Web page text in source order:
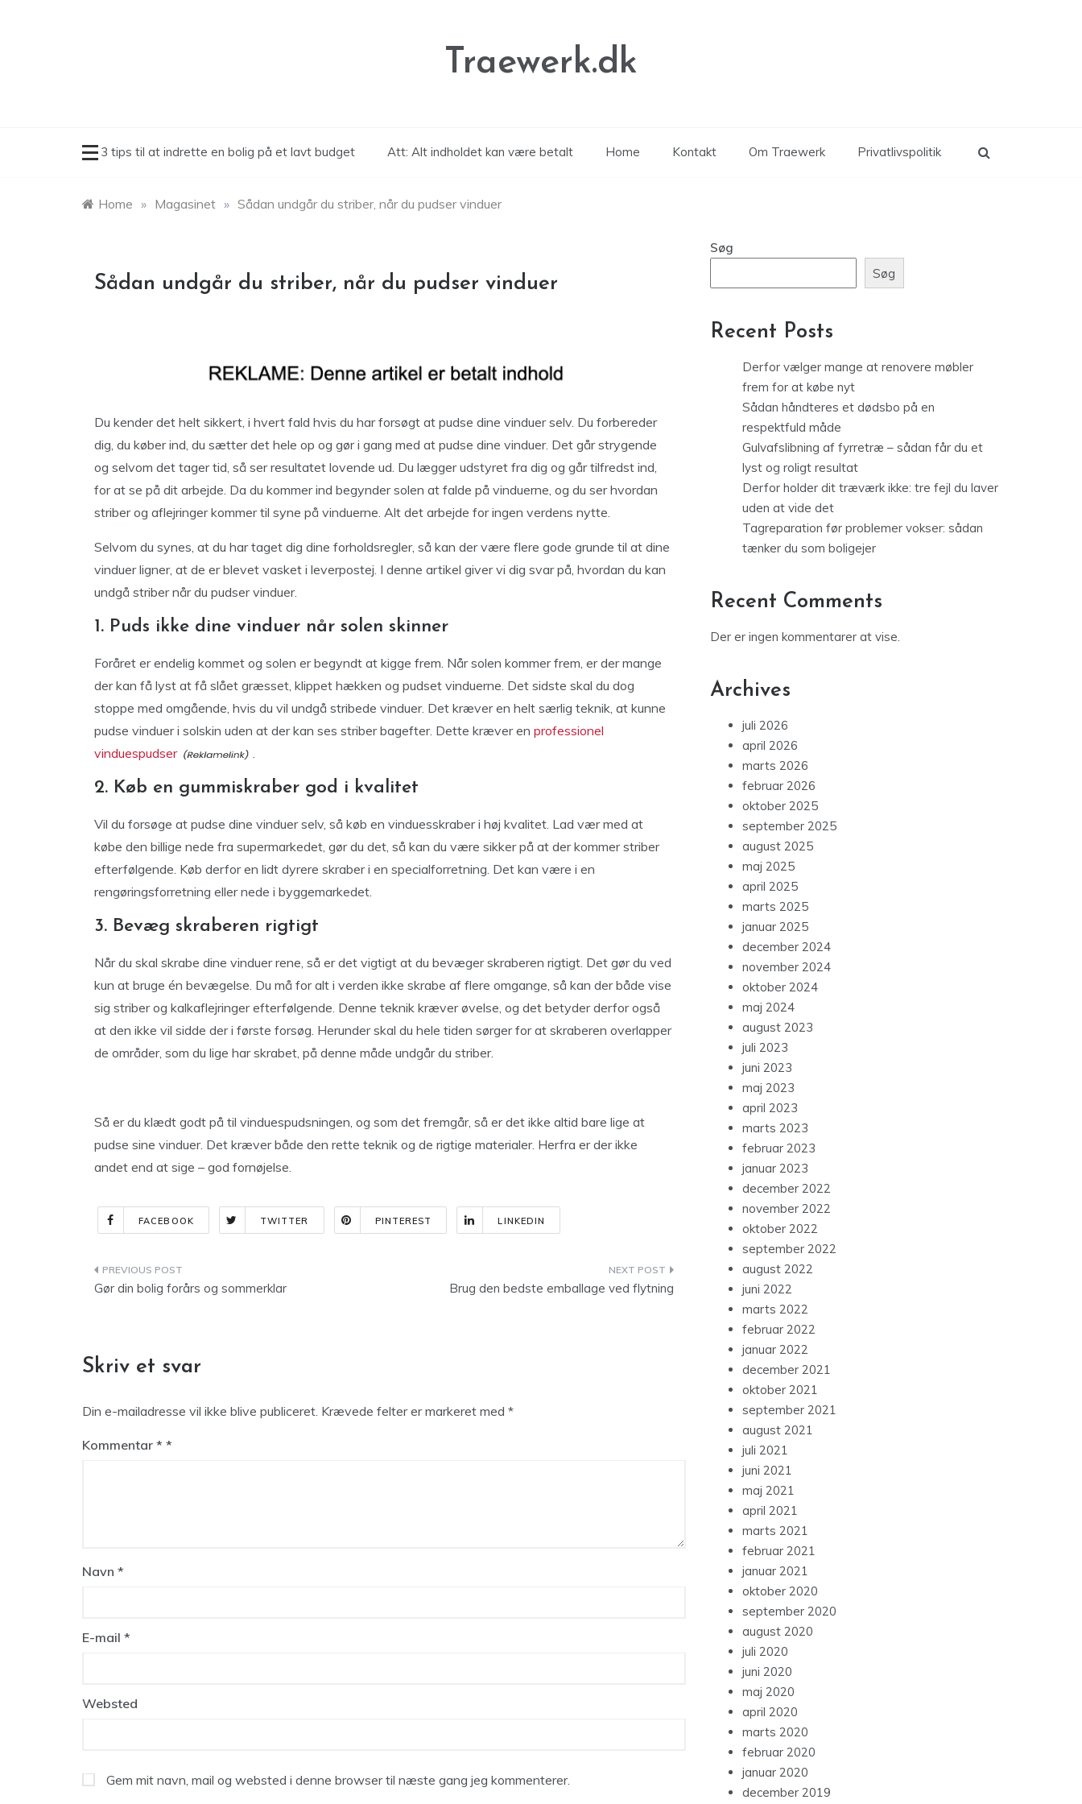
Traewerk.dk
3 tips til at indrette en bolig på et lavt budget Att: Alt indholdet kan være betalt Home Kontakt Om Traewerk Privatlivspolitik
Home » Magasinet » Sådan undgår du striber, når du pudser vinduer
Sådan undgår du striber, når du pudser vinduer
Du kender det helt sikkert, i hvert fald hvis du har forsøgt at pudse dine vinduer selv. Du forbereder
dig, du køber ind, du sætter det hele op og gør i gang med at pudse dine vinduer. Det går strygende
og selvom det tager tid, så ser resultatet lovende ud. Du lægger udstyret fra dig og går tilfredst ind,
for at se på dit arbejde. Da du kommer ind begynder solen at falde på vinduerne, og du ser hvordan
striber og aflejringer kommer til syne på vinduerne. Alt det arbejde for ingen verdens nytte.
Selvom du synes, at du har taget dig dine forholdsregler, så kan der være flere gode grunde til at dine
vinduer ligner, at de er blevet vasket i leverpostej. I denne artikel giver vi dig svar på, hvordan du kan
undgå striber når du pudser vinduer.
1. Puds ikke dine vinduer når solen skinner
Foråret er endelig kommet og solen er begyndt at kigge frem. Når solen kommer frem, er der mange
der kan få lyst at få slået græsset, klippet hækken og pudset vinduerne. Det sidste skal du dog
stoppe med omgående, hvis du vil undgå stribede vinduer. Det kræver en helt særlig teknik, at kunne
pudse vinduer i solskin uden at der kan ses striber bagefter. Dette kræver en professionel
vinduespudser
.
2. Køb en gummiskraber god i kvalitet
Vil du forsøge at pudse dine vinduer selv, så køb en vinduesskraber i høj kvalitet. Lad vær med at
købe den billige nede fra supermarkedet, gør du det, så kan du være sikker på at der kommer striber
efterfølgende. Køb derfor en lidt dyrere skraber i en specialforretning. Det kan være i en
rengøringsforretning eller nede i byggemarkedet.
3. Bevæg skraberen rigtigt
Når du skal skrabe dine vinduer rene, så er det vigtigt at du bevæger skraberen rigtigt. Det gør du ved
kun at bruge én bevægelse. Du må for alt i verden ikke skrabe af flere omgange, så kan der både vise
sig striber og kalkaflejringer efterfølgende. Denne teknik kræver øvelse, og det betyder derfor også
at den ikke vil sidde der i første forsøg. Herunder skal du hele tiden sørger for at skraberen overlapper
de områder, som du lige har skrabet, på denne måde undgår du striber.
Så er du klædt godt på til vinduespudsningen, og som det fremgår, så er det ikke altid bare lige at
pudse sine vinduer. Det kræver både den rette teknik og de rigtige materialer. Herfra er der ikke
andet end at sige – god fornøjelse.
FACEBOOK TWITTER PINTEREST LINKEDIN
Indlægsnavigation
Gør din bolig forårs og sommerklar Brug den bedste emballage ved flytning
Skriv et svar
Din e-mailadresse vil ikke blive publiceret. Krævede felter er markeret med *
Kommentar *
Navn *
E-mail *
Websted
Gem mit navn, mail og websted i denne browser til næste gang jeg kommenterer.
Søg
Søg
Recent Posts
Derfor vælger mange at renovere møbler
frem for at købe nyt
Sådan håndteres et dødsbo på en
respektfuld måde
Gulvafslibning af fyrretræ – sådan får du et
lyst og roligt resultat
Derfor holder dit træværk ikke: tre fejl du laver
uden at vide det
Tagreparation før problemer vokser: sådan
tænker du som boligejer
Recent Comments
Der er ingen kommentarer at vise.
Archives
juli 2026
april 2026
marts 2026
februar 2026
oktober 2025
september 2025
august 2025
maj 2025
april 2025
marts 2025
januar 2025
december 2024
november 2024
oktober 2024
maj 2024
august 2023
juli 2023
juni 2023
maj 2023
april 2023
marts 2023
februar 2023
januar 2023
december 2022
november 2022
oktober 2022
september 2022
august 2022
juni 2022
marts 2022
februar 2022
januar 2022
december 2021
oktober 2021
september 2021
august 2021
juli 2021
juni 2021
maj 2021
april 2021
marts 2021
februar 2021
januar 2021
oktober 2020
september 2020
august 2020
juli 2020
juni 2020
maj 2020
april 2020
marts 2020
februar 2020
januar 2020
december 2019